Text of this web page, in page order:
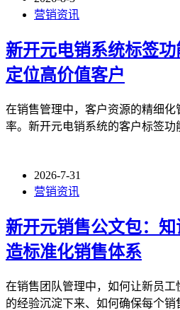
营销资讯
新开元电销系统标签
定位高价值客户
在销售管理中，客户资源的精细
率。新开元电销系统的客户标签
2026-7-31
营销资讯
新开元销售公文包：
造标准化销售体系
在销售团队管理中，如何让新员
的经验沉淀下来、如何确保每个